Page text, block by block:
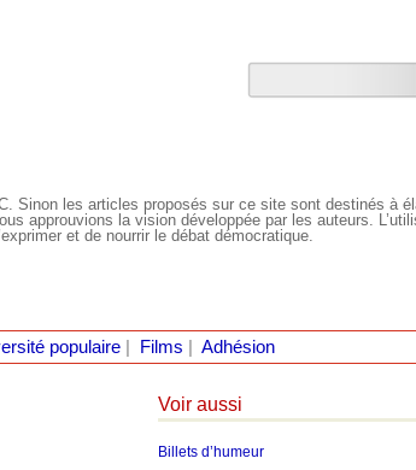
Sinon les articles proposés sur ce site sont destinés à
approuvions la vision développée par les auteurs.
et de nourrir le débat démocratique.
populaire| Films Adhésion
Voir aussi
Billets d’humeur